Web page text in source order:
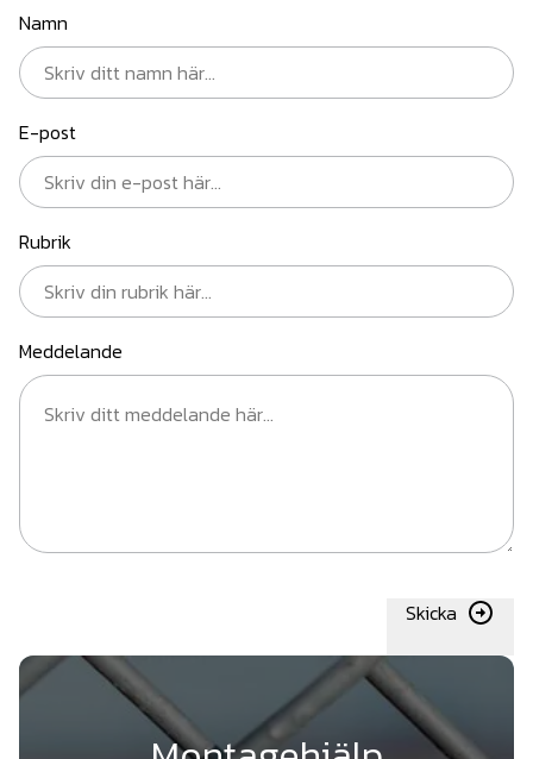
Namn
E-post
Rubrik
Meddelande
Skicka